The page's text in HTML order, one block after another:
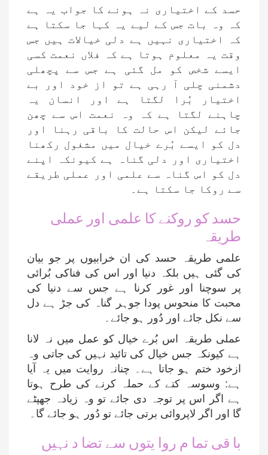
حسد کے اختیاری نہ ہونے کا جواب یہ ہے
کہ وہ بات جس کے لیے یہ کہا جا سکتا ہے
کہ اختیاری نہیں ہے دلی خیالات ہیں جس
وقت یہ معلوم ہوتا ہے کہ فلاں نعمت کسی
ایسے شخص کو مل گئی ہے جس سے پچھلی
دشمنی چلی آ رہی ہے تو از خود اور بے
اختیار بُرا لگتا ہے اور انسان یہ
چاہنے لگتا ہے کہ وہ نعمت اس سے چھن
جائے لیکن اس حالت کا باقی رہنا اور
دل کو ایسے بُرے خیال میں مشغول رکھنا
اختیاری اور دلی گناہ ہے کیونکہ اپنے
دل کو اس گناہ سے علمی اور عملی طریقے
سے روکا جا سکتا ہے۔
حسد کو روکنے کا علمی اور عملی
طریقہ
علمی طریقہ حسد کی ان خرابیوں پر جو بیان
کی گئی ہیں بلکہ دنیا اور اس کی فناکی بُرائی
پر سوچنا اور غور کرنا ہے جس سے دنیا کی
محبت کا منحوس پودا جوہر گناہ کی جڑ ہے دل
سے نکل جائے اور دُور ہو جائے۔
عملی طریقہ اس بُرے خیال کو عمل میں نہ لانا
ہے کیونکہ جس خیال کی تائید نہیں کی جاتی وہ
ازخود ختم ہو جاتا ہے۔ چنانہ روایت میں یہ آیا
ہے: وسوسہ کتے کے حملہ کرنے کی طرح ہوتا
ہے اگر اس پر توجہ دی جائے تو وہ زیادہ جھپٹے
گا اور اگر لاپروائی برتی جائے تو دُور ہو جائے گا۔
با قی تما م روا یتوں سے تضا د نہیں